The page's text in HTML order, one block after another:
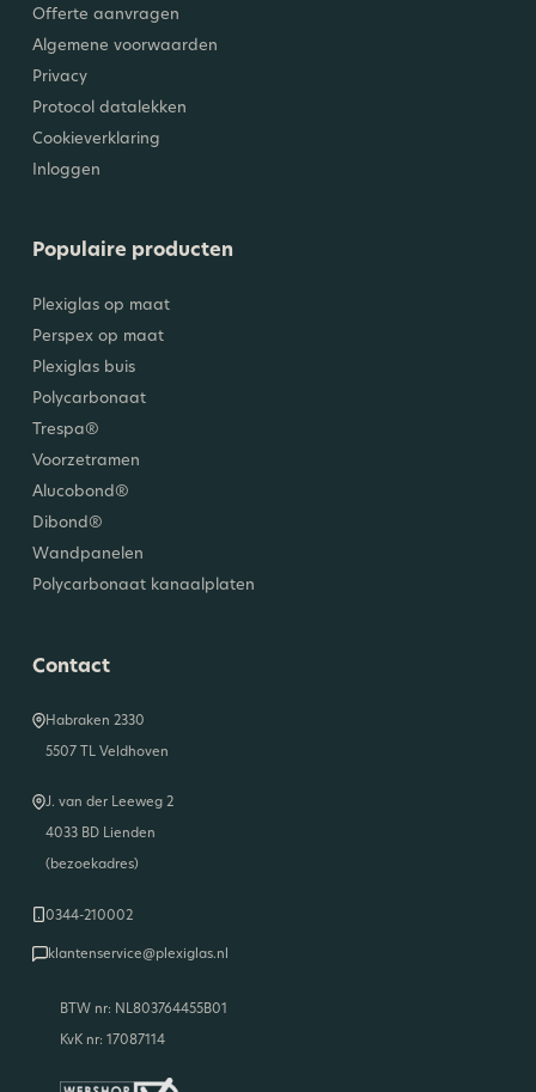
Offerte aanvragen
Algemene voorwaarden
Privacy
Protocol datalekken
Cookieverklaring
Inloggen
Populaire producten
Plexiglas op maat
Perspex op maat
Plexiglas buis
Polycarbonaat
Trespa®
Voorzetramen
Alucobond®
Dibond®
Wandpanelen
Polycarbonaat kanaalplaten
Contact
Habraken 2330
5507 TL Veldhoven
J. van der Leeweg 2
4033 BD Lienden
(bezoekadres)
0344-210002
klantenservice@plexiglas.nl
BTW nr: NL803764455B01
KvK nr: 17087114